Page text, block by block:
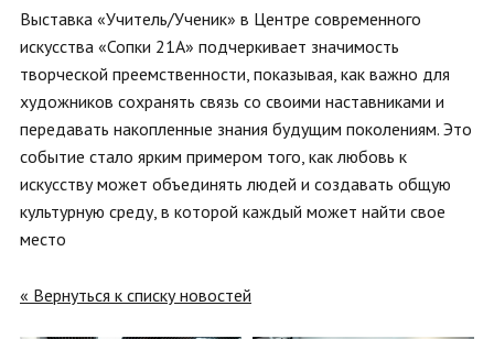
Выставка «Учитель/Ученик» в Центре современного
искусства «Сопки 21А» подчеркивает значимость
творческой преемственности, показывая, как важно для
художников сохранять связь со своими наставниками и
передавать накопленные знания будущим поколениям. Это
событие стало ярким примером того, как любовь к
искусству может объединять людей и создавать общую
культурную среду, в которой каждый может найти свое
место
« Вернуться к списку новостей